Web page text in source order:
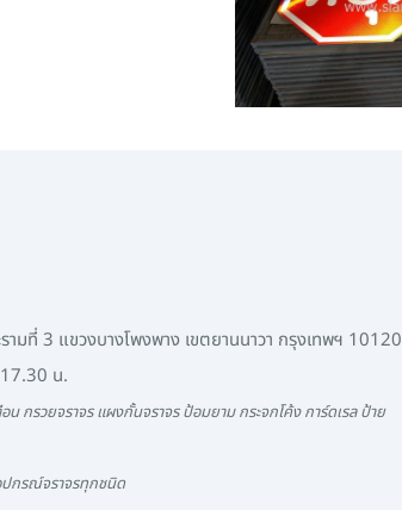
มที่ 3 แขวงบางโพงพาง เขตยานนาวา กรุงเทพฯ 10120
น.
กรวยจราจร แผงกั้นจราจร ป้อมยาม กระจกโค้ง การ์ดเรล ป้าย
ปกรณ์จราจรทุกชนิด